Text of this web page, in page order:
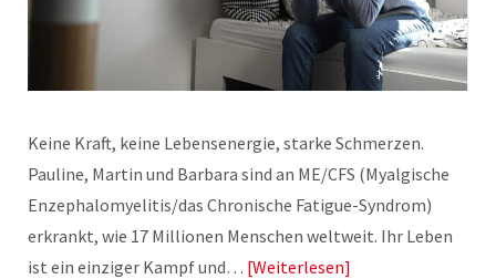
Keine Kraft, keine Lebensenergie, starke Schmerzen.
Pauline, Martin und Barbara sind an ME/CFS (Myalgische
Enzephalomyelitis/das Chronische Fatigue-Syndrom)
erkrankt, wie 17 Millionen Menschen weltweit. Ihr Leben
ist ein einziger Kampf und… Weiterlesen